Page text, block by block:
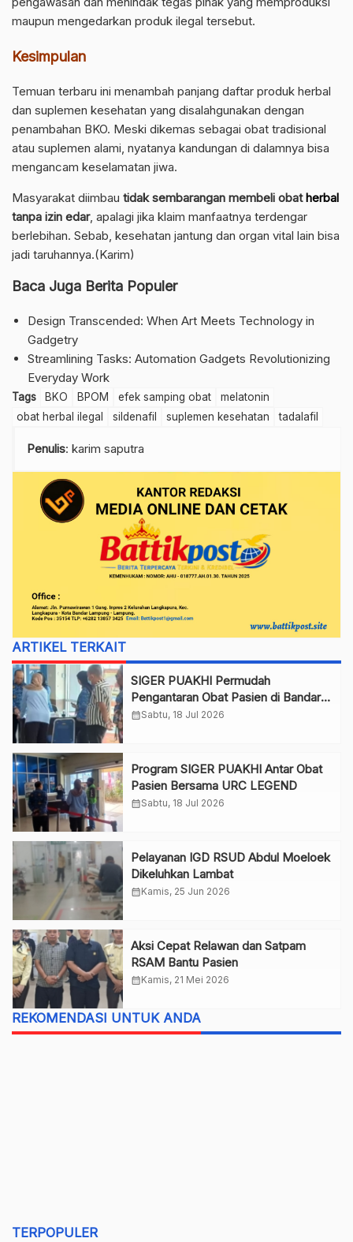
maupun mengedarkan produk ilegal tersebut.
Kesimpulan
Temuan terbaru ini menambah panjang daftar produk herbal
dan suplemen kesehatan yang disalahgunakan dengan
penambahan BKO. Meski dikemas sebagai obat tradisional
atau suplemen alami, nyatanya kandungan di dalamnya bisa
mengancam keselamatan jiwa.
Masyarakat diimbau tidak sembarangan membeli obatherbal
tanpa izin edar, apalagi jika klaim manfaatnya terdengar
berlebihan. Sebab, kesehatan jantung dan organ vital lain bisa
jadi taruhannya.(Karim)
Baca Juga Berita Populer
Design Transcended: When Art Meets Technology in
Gadgetry
Streamlining Tasks: Automation Gadgets Revolutionizing
Everyday Work
Tags BKO BPOM efek samping obat
melatonin
obat herbal ilegal
sildenafil suplemen kesehatan tadalafil
Penulis: karim saputra
ARTIKEL TERKAIT
SIGER PUAKHI Permudah
Pengantaran Obat Pasien di Bandar
Lampung
calendar_monthSabtu, 18 Jul 2026
Program SIGER PUAKHI Antar Obat
Pasien Bersama URC LEGEND
calendar_monthSabtu, 18 Jul 2026
Pelayanan IGD RSUD Abdul Moeloek
Dikeluhkan Lambat
calendar_monthKamis, 25 Jun 2026
Aksi Cepat Relawan dan Satpam
RSAM Bantu Pasien
calendar_monthKamis, 21 Mei 2026
REKOMENDASI UNTUK ANDA
TERPOPULER